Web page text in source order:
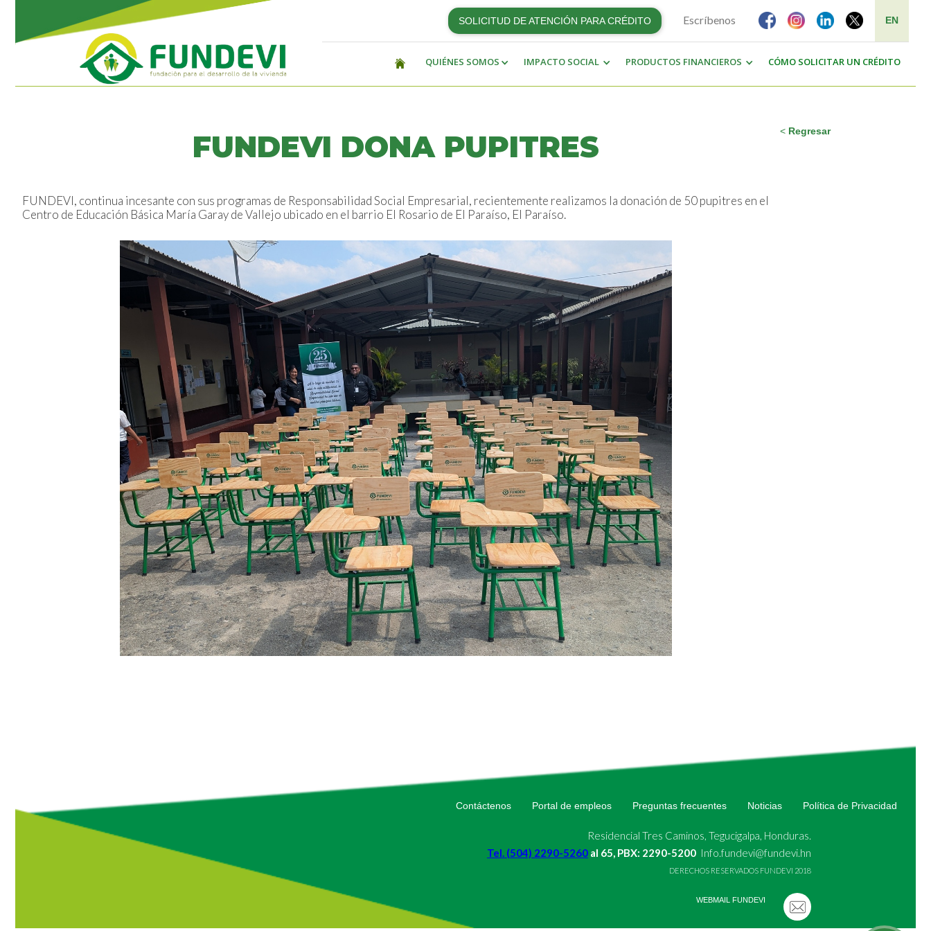
SOLICITUD DE ATENCIÓN PARA CRÉDITO Escríbenos EN
QUIÉNES SOMOS IMPACTO SOCIAL PRODUCTOS FINANCIEROS CÓMO SOLICITAR UN CRÉDITO
< Regresar
FUNDEVI DONA PUPITRES
FUNDEVI, continua incesante con sus programas de Responsabilidad Social Empresarial, recientemente realizamos la donación de 50 pupitres en el
Centro de Educación Básica María Garay de Vallejo ubicado en el barrio El Rosario de El Paraíso, El Paraíso.
Contáctenos Portal de empleos Preguntas frecuentes Noticias Política de Privacidad
Residencial Tres Caminos, Tegucigalpa, Honduras.
Tel. (504) 2290-5260 al 65, PBX: 2290-5200 Info.fundevi@fundevi.hn
DERECHOS RESERVADOS FUNDEVI 2018
WEBMAIL FUNDEVI